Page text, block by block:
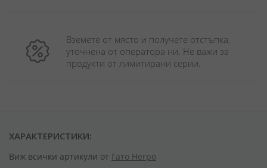
Вземете от място и получете отстъпка,
уточнена от оператора ни. Не важи за
продукти от лимитирани серии.
ХАРАКТЕРИСТИКИ:
Виж всички артикули от Гато Негро